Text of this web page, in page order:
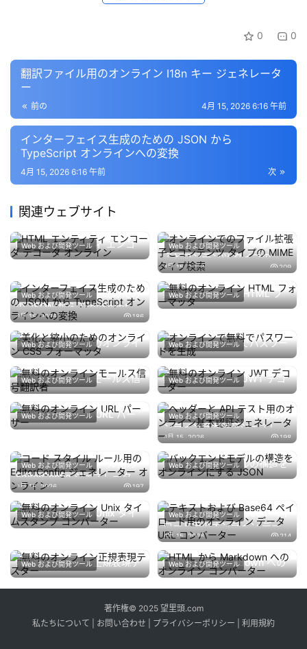
0 0
翻訳ファイル用のオンライン I18n キー ジェネレータ
ー
前の 4月 15, 2026 6:16 午前
インターフェイス生成のための JSON から
TypeScript オンラインへの変換
次
4月 15, 2026 6:16 午前
関連ウェブサイト
HTML エンティティ エンコ
ーダ デコーダ オンライン
4月 12, 2026 177
Web および開発ツール
オンラインでのファイル拡張
子とコンテンツ タイプの
MIME タイプ検索
4月 15, 2026 209
Web および開発ツール
インターフェイス生成のため
の JSON から TypeScript オ
ンラインへの変換
4月 15, 2026 186
Web および開発ツール
無料のオンライン HTML フ
ォーマッタ
4月 12, 2026 200
Web および開発ツール
美化と縮小のためのオンライ
ン CSS フォーマッタ
4月 13, 2026 186
Web および開発ツール
オンラインで無料でパスワー
ドを生成
4月 12, 2026 182
Web および開発ツール
無料のオンラインモールス信
号翻訳者
4月 12, 2026 186
Web および開発ツール
無料のオンライン JWT デコ
ーダー
4月 12, 2026 196
Web および開発ツール
無料のオンライン URL パー
サー
4月 12, 2026 236
Web および開発ツール
ヘッダーと API テスト用のオ
ンライン基本認証ジェネレー
ター
4月 15, 2026 198
Web および開発ツール
コード スタイル ルール用の
EditorConfig ジェネレーター
オンライン
4月 15, 2026 197
Web および開発ツール
バックエンドモデルの構造を
オンラインにする JSON
4月 15, 2026 210
Web および開発ツール
無料のオンライン Unix タイ
ムスタンプ コンバーター
4月 12, 2026 206
Web および開発ツール
テキストおよび Base64 ペイ
ロード用のオンライン データ
URL コンバーター
4月 15, 2026 214
Web および開発ツール
無料のオンライン正規表現テ
スター
4月 12, 2026 180
Web および開発ツール
HTML から Markdown への
オンライン コンバーター
4月 15, 2026 198
Web および開発ツール
著作権© 2025 望里頭.com
私たちについて
お問い合わせ プライバシーポリシー 利用規約